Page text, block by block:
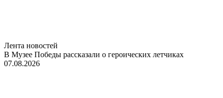
Лента новостей
В Музее Победы рассказали о героических летчиках
07.08.2026